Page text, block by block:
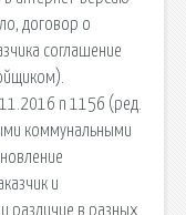
договор о
соглашение
n 1156 (ред.
коммунальными
и
различие в разных